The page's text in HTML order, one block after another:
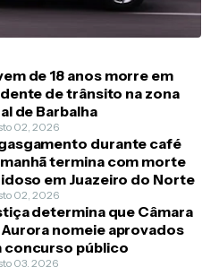
de 18 anos morre em
de trânsito na zona
de Barbalha
02, 2026
durante café
termina com morte
em Juazeiro do Norte
02, 2026
determina que Câmara
nomeie aprovados
concurso público
03, 2026